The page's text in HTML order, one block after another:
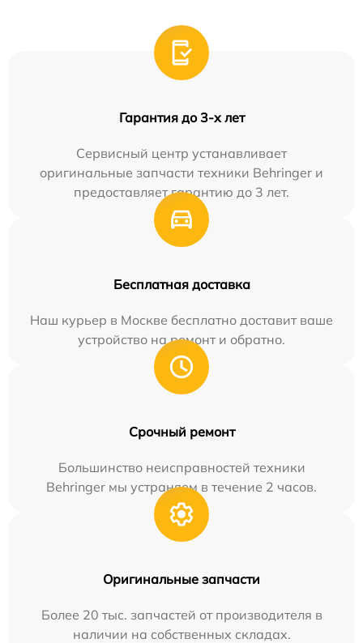
Гарантия до 3-х лет
Сервисный центр устанавливает
оригинальные запчасти техники Behringer и
предоставляет гарантию до 3 лет.
Бесплатная доставка
Наш курьер в Москве бесплатно доставит ваше
устройство на ремонт и обратно.
Срочный ремонт
Большинство неисправностей техники
Behringer мы устраняем в течение 2 часов.
Оригинальные запчасти
Более 20 тыс. запчастей от производителя в
наличии на собственных складах.